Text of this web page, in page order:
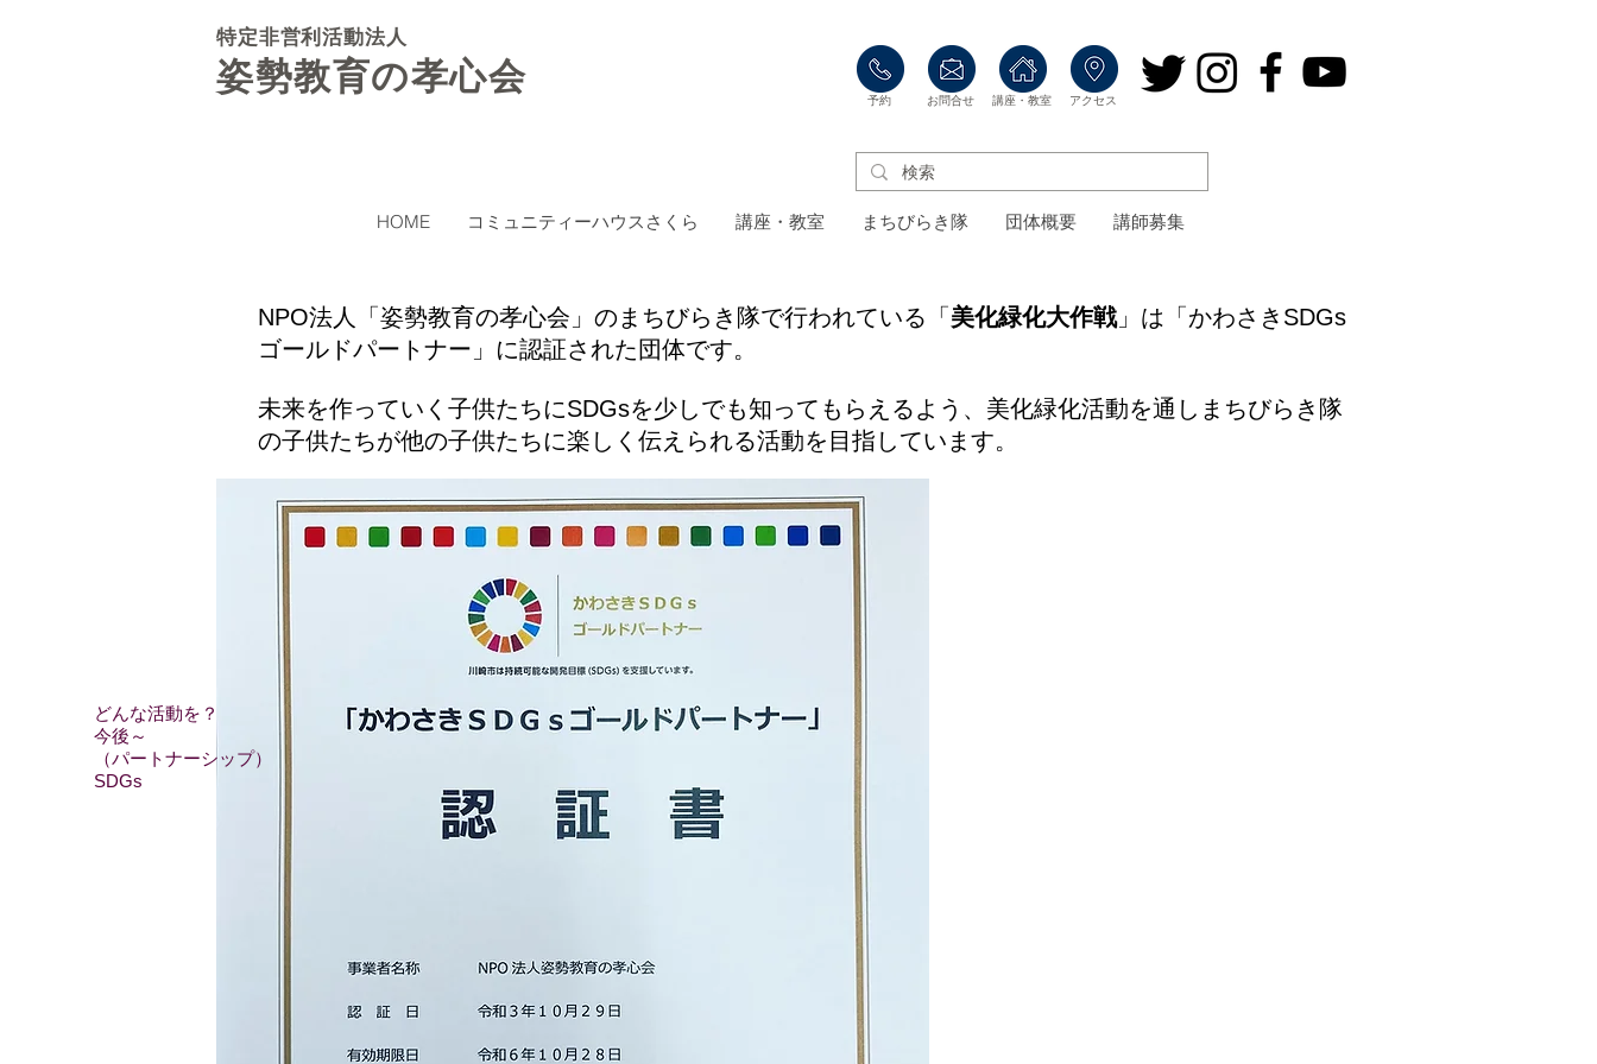
特定非営利活動法人
姿勢教育の孝心会
​予約 ​お問合せ ​講座・教室 ​アクセス
HOME コミュニティーハウスさくら 講座・教室 まちびらき隊 団体概要 講師募集
​NPO法人「姿勢教育の孝心会」のまちびらき隊で行われている「 美化緑化大作戦」は「かわさきSDGs
ゴールドパートナー」に認証された団体です。
未来を作っていく子供たちにSDGsを少しでも知ってもらえるよう、美化緑化活動を通しまちびらき隊
の子供たちが他の子供たちに楽しく伝えられる活動を目指しています。
どんな活動を？
今後～
（パートナーシップ）
SDGs